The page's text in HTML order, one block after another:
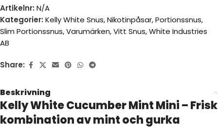
Artikelnr: N/A
Kategorier: Kelly White Snus,Nikotinpåsar,Portionssnus,
Slim Portionssnus,Varumärken,Vitt Snus,White Industries
AB
Share:
Beskrivning
Kelly White Cucumber Mint Mini – Frisk
kombination av mint och gurka